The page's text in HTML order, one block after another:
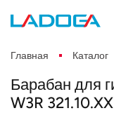
Главная Каталог
Барабан для
W3R